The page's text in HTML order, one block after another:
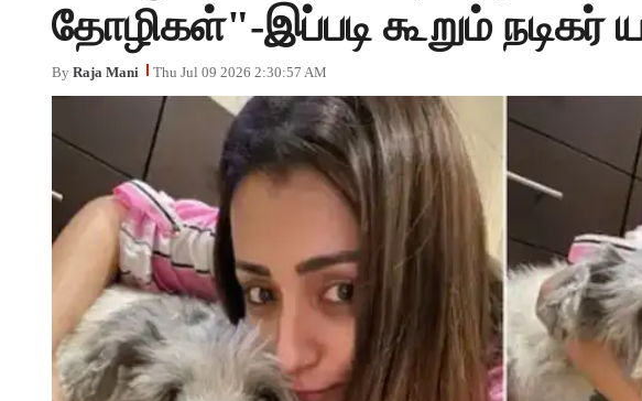
தோழிகள்"-இப்படி கூறும் நடிகர்
By Raja Mani Thu Jul 09 2026 2:30:57 AM